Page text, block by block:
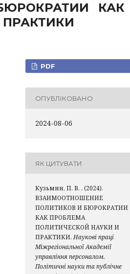
КАК
PDF
ОПУБЛІКОВАНО
2024-08-06
ЯК ЦИТУВАТИ
Кузьмин, П. В. . (2024).
ВЗАИМООТНОШЕНИЕ
ПОЛИТИКОВ И
КАК ПРОБЛЕМА
ПОЛИТИЧЕСКОЙ НАУКИ И
ПРАКТИКИ. Наукові праці
Міжрегіональної Академії
управління персоналом.
Політичні науки та публічне